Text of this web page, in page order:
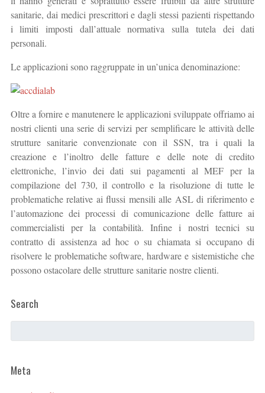
sanitarie, dai medici prescrittori e dagli stessi pazienti rispettando
i limiti imposti dall’attuale normativa sulla tutela dei dati
personali.
Le applicazioni sono raggruppate in un’unica denominazione:
Oltre a fornire e manutenere le applicazioni sviluppate offriamo ai
nostri clienti una serie di servizi per semplificare le attività delle
strutture sanitarie convenzionate con il SSN, tra i quali la
creazione e l’inoltro delle fatture e delle note di credito
elettroniche, l’invio dei dati sui pagamenti al MEF per la
compilazione del 730, il controllo e la risoluzione di tutte le
problematiche relative ai flussi mensili alle ASL di riferimento e
l’automazione dei processi di comunicazione delle fatture ai
commercialisti per la contabilità. Infine i nostri tecnici su
contratto di assistenza ad hoc o su chiamata si occupano di
risolvere le problematiche software, hardware e sistemistiche che
possono ostacolare delle strutture sanitarie nostre clienti.
Search
Meta